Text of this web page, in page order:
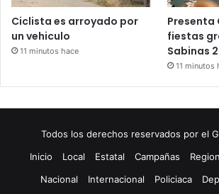
Ciclista es arroyado por
un vehiculo
11 minutos hace
Presenta
fiestas
Sabinas
11 minutos
Todos los derechos reservados por el
Inicio
Local Estatal Campañas
Nacional
Internacional Policiaca